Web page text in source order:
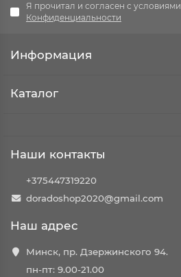
Я прочитал и согласен с условиями
Конфиденциальности
Информация
Каталог
Наши контакты
+375447319220
doradoshop2020@gmail.com
Наш адрес
Минск, пр. Дзержинского 94.
пн-пт: 9.00-21.00